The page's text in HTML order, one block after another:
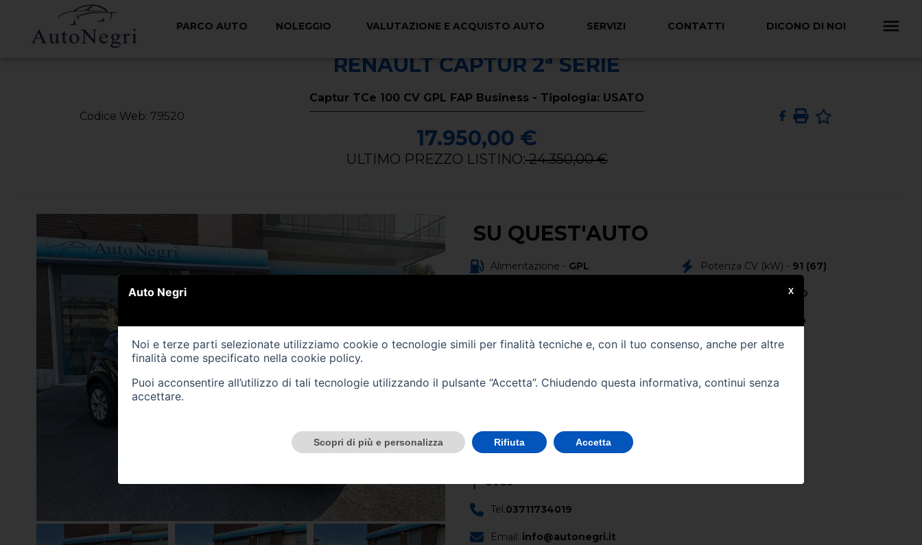
PARCO AUTO NOLEGGIO VALUTAZIONE E ACQUISTO AUTO SERVIZI CONTATTI DICONO DI NOI
< Torna Indietro
Codice Web: 79520
RENAULT CAPTUR 2ª SERIE
Captur TCe 100 CV GPL FAP Business - Tipologia: USATO
17.950,00 €
ULTIMO PREZZO LISTINO:24.350,00 €
SU QUEST'AUTO
Alimentazione - GPL
Cilindrata (cc) -999
Cambio -manuale (6)
Potenza CV (kW) - 91 (67)
NERO
NERO
Km -69000
CONTATTACI DIRETTAMENTE
Sede
Tel.03711734019
Email: info@autonegri.it
Auto Negri
Noi e terze parti selezionate utilizziamo cookie o tecnologie simili per finalità tecniche e, con il tuo consenso, anche per altre
finalità come specificato nella cookie policy.
Puoi acconsentire all’utilizzo di tali tecnologie utilizzando il pulsante “Accetta”. Chiudendo questa informativa, continui senza
accettare.
Scopri di più e personalizza Rifiuta Accetta
X